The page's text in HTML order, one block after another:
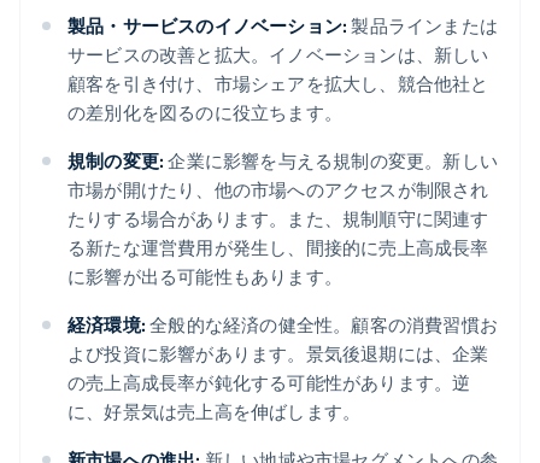
製品・サービスのイノベーション: 製品ラインまたは
サービスの改善と拡大。イノベーションは、新しい
顧客を引き付け、市場シェアを拡大し、競合他社と
の差別化を図るのに役立ちます。
規制の変更: 企業に影響を与える規制の変更。新しい
市場が開けたり、他の市場へのアクセスが制限され
たりする場合があります。また、規制順守に関連す
る新たな運営費用が発生し、間接的に売上高成長率
に影響が出る可能性もあります。
経済環境: 全般的な経済の健全性。顧客の消費習慣お
よび投資に影響があります。景気後退期には、企業
の売上高成長率が鈍化する可能性があります。逆
に、好景気は売上高を伸ばします。